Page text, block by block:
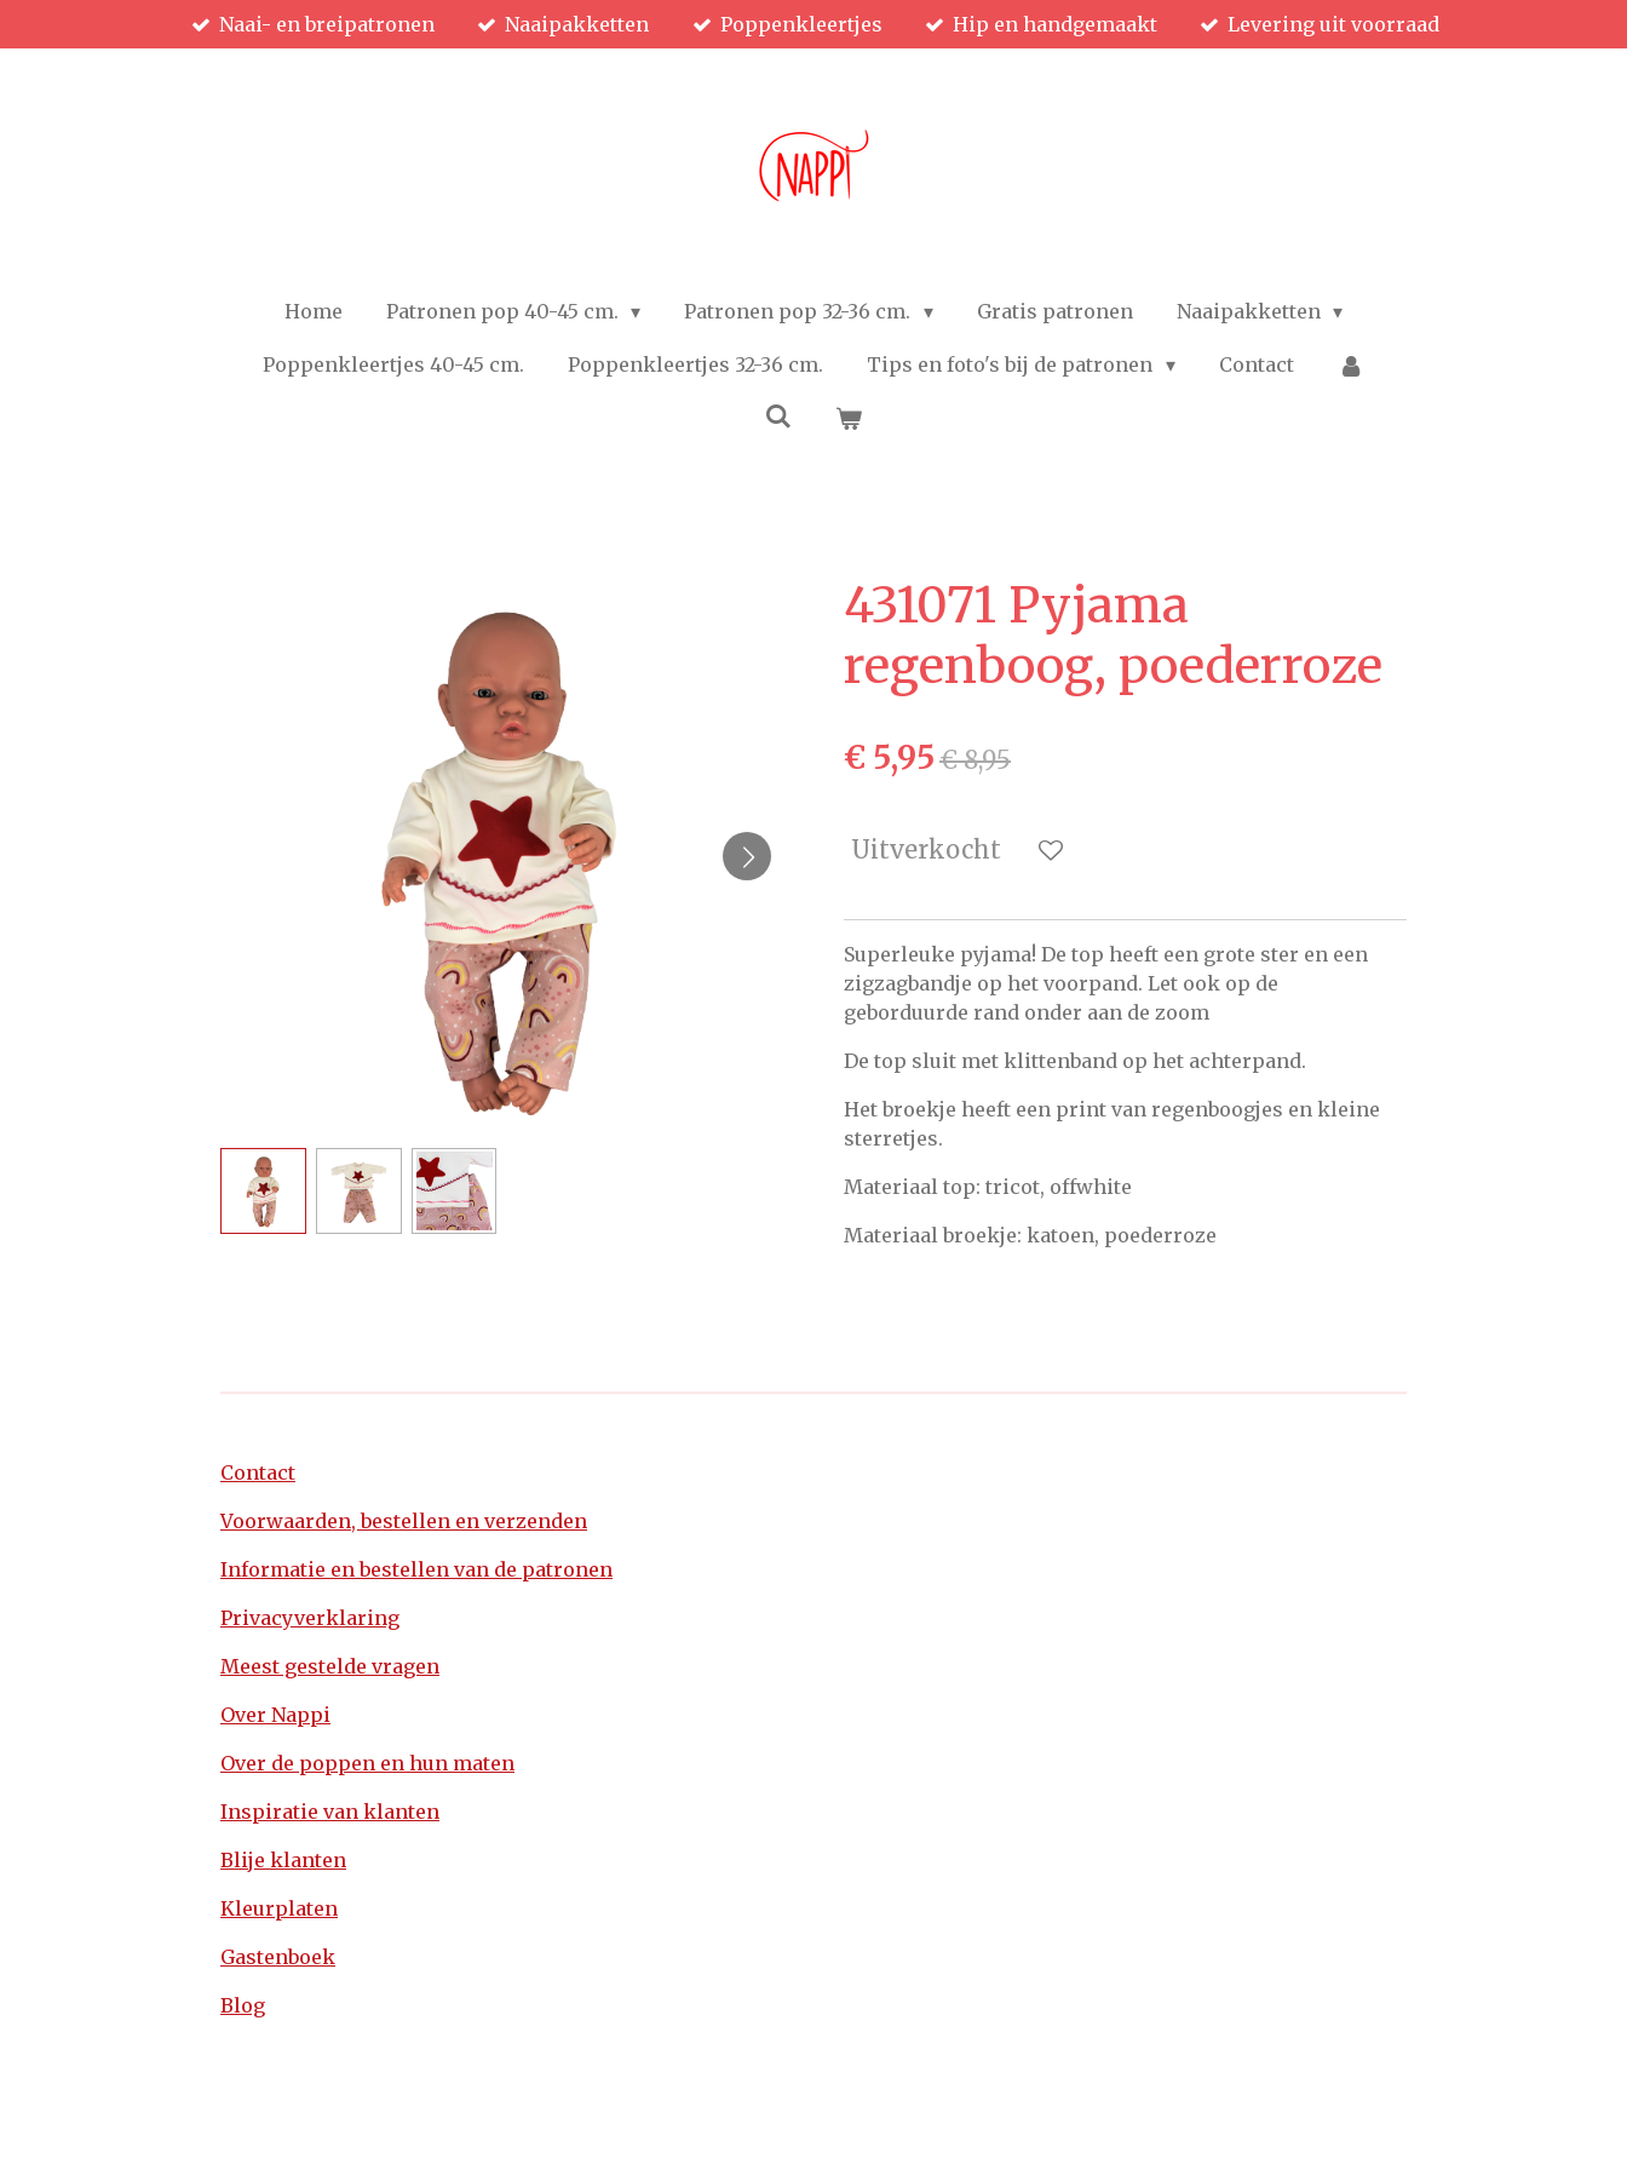
direct
Naai- en breipatronen Naaipakketten Poppenkleertjes Hip en handgemaakt Levering uit voorraad
Home Patronen pop 40-45 cm. Patronen pop 32-36 cm. Gratis patronen Naaipakketten
Poppenkleertjes 40-45 cm. Poppenkleertjes 32-36 cm. Tips en foto's bij de patronen Contact
431071 Pyjama
regenboog, poederroze
€ 5,95€ 8,95
Uitverkocht
Superleuke pyjama! De top heeft een grote ster en een
zigzagbandje op het voorpand. Let ook op de
geborduurde rand onder aan de zoom
De top sluit met klittenband op het achterpand.
Het broekje heeft een print van regenboogjes en kleine
sterretjes.
Materiaal top: tricot, offwhite
Materiaal broekje: katoen, poederroze
Contact
Voorwaarden, bestellen en verzenden
Informatie en bestellen van de patronen
Privacyverklaring
Meest gestelde vragen
Over Nappi
Over de poppen en hun maten
Inspiratie van klanten
Blije klanten
Kleurplaten
Gastenboek
Blog